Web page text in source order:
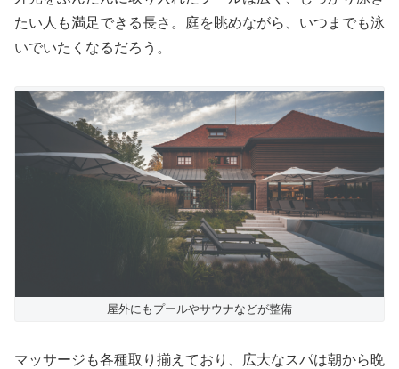
たい人も満足できる長さ。庭を眺めながら、いつまでも泳
いでいたくなるだろう。
屋外にもプールやサウナなどが整備
マッサージも各種取り揃えており、広大なスパは朝から晩